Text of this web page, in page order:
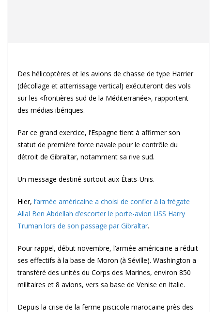
Des hélicoptères et les avions de chasse de type Harrier
(décollage et atterrissage vertical) exécuteront des vols
sur les «frontières sud de la Méditerranée», rapportent
des médias ibériques.
Par ce grand exercice, l’Espagne tient à affirmer son
statut de première force navale pour le contrôle du
détroit de Gibraltar, notamment sa rive sud.
Un message destiné surtout aux États-Unis.
Hier, l’armée américaine a choisi de confier à la frégate
Allal Ben Abdellah d’escorter le porte-avion USS Harry
Truman lors de son passage par Gibraltar.
Pour rappel, début novembre, l’armée américaine a réduit
ses effectifs à la base de Moron (à Séville). Washington a
transféré des unités du Corps des Marines, environ 850
militaires et 8 avions, vers sa base de Venise en Italie.
Depuis la crise de la ferme piscicole marocaine près des